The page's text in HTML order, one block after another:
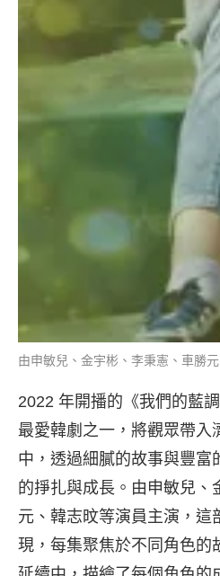
由申敏兒、金宇彬、李秉憲、車勝
2022 年開播的《我們的藍
最愛韓劇之一，將觀眾帶入
中，透過細膩的故事與豐富
的掙扎與成長。由申敏兒、
元、韓志旼等演員主演，這
現，每集聚焦於不同角色的